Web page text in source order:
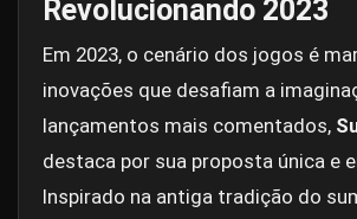
Revolucionando 2023
Em 2023, o cenário dos jogos é
inovações que desafiam a
lançamentos mais comentados,
destaca por sua proposta única e
Inspirado na antiga tradição do